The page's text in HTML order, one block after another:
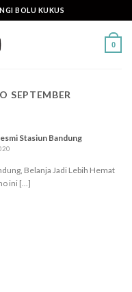
BOLU KUKUS
0
SEPTEMBER
Stasiun Bandung
Belanja Jadi Lebih Hemat
ini [...]